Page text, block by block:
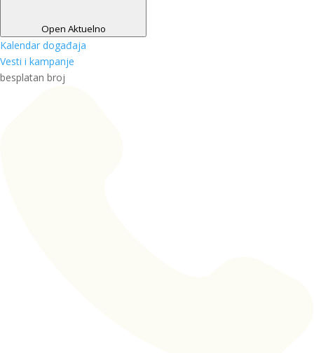
Open Aktuelno
Kalendar događaja
Vesti i kampanje
besplatan broj